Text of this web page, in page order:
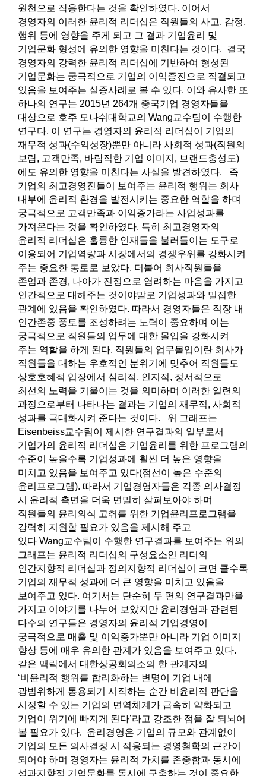
원천으로 작용한다는 것을 확인하였다. 이어서
경영자의 이러한 윤리적 리더십은 직원들의 사고, 감정,
행위 등에 영향을 주게 되고 그 결과 기업윤리 및
기업문화 형성에 유의한 영향을 미친다는 것이다. 결국
경영자의 강력한 윤리적 리더십에 기반하여 형성된
기업문화는 궁극적으로 기업의 이익증진으로 직결되고
있음을 보여주는 실증사례로 볼 수 있다. 이와 유사한 또
하나의 연구는 2015년 264개 중국기업 경영자들을
대상으로 호주 모나쉬대학교의 Wang교수팀이 수행한
연구다. 이 연구는 경영자의 윤리적 리더십이 기업의
재무적 성과(수익성장)뿐만 아니라 사회적 성과(직원의
보람, 고객만족, 바람직한 기업 이미지, 브랜드충성도)
에도 유의한 영향을 미친다는 사실을 발견하였다. 즉
기업의 최고경영진들이 보여주는 윤리적 행위는 회사
내부에 윤리적 환경을 발전시키는 중요한 역할을 하며
궁극적으로 고객만족과 이익증가라는 사업성과를
가져온다는 것을 확인하였다. 특히 최고경영자의
윤리적 리더십은 훌륭한 인재들을 불러들이는 도구로
이용되어 기업역량과 시장에서의 경쟁우위를 강화시켜
주는 중요한 통로로 보았다. ​더불어 회사직원들을
존엄과 존경, 나아가 진정으로 염려하는 마음을 가지고
인간적으로 대해주는 것이야말로 기업성과와 밀접한
관계에 있음을 확인하였다. 따라서 경영자들은 직장 내
인간존중 풍토를 조성하려는 노력이 중요하며 이는
궁극적으로 직원들의 업무에 대한 몰입을 강화시켜
주는 역할을 하게 된다. 직원들의 업무몰입이란 회사가
직원들을 대하는 우호적인 분위기에 맞추어 직원들도
상호호혜적 입장에서 심리적, 인지적, 정서적으로
최선의 노력을 기울이는 것을 의미하며 이러한 일련의
과정으로부터 나타나는 결과는 기업의 재무적, 사회적
성과를 극대화시켜 준다는 것이다. 위 그래프는
Eisenbeiss교수팀이 제시한 연구결과의 일부로서
기업가의 윤리적 리더십은 기업윤리를 위한 프로그램의
수준이 높을수록 기업성과에 훨씬 더 높은 영향을
미치고 있음을 보여주고 있다(점선이 높은 수준의
윤리프로그램). 따라서 기업경영자들은 각종 의사결정
시 윤리적 측면을 더욱 면밀히 살펴보아야 하며
직원들의 윤리의식 고취를 위한 기업윤리프로그램을
강력히 지원할 필요가 있음을 제시해 주고
있다 Wang교수팀이 수행한 연구결과를 보여주는 위의
그래프는 윤리적 리더십의 구성요소인 리더의
인간지향적 리더십과 정의지향적 리더십이 크면 클수록
기업의 재무적 성과에 더 큰 영향을 미치고 있음을
보여주고 있다. 여기서는 단순히 두 편의 연구결과만을
가지고 이야기를 나누어 보았지만 윤리경영과 관련된
다수의 연구들은 경영자의 윤리적 기업경영이
궁극적으로 매출 및 이익증가뿐만 아니라 기업 이미지
향상 등에 매우 유의한 관계가 있음을 보여주고 있다.
같은 맥락에서 대한상공회의소의 한 관계자의
‘비윤리적 행위를 합리화하는 변명이 기업 내에
광범위하게 통용되기 시작하는 순간 비윤리적 판단을
시정할 수 있는 기업의 면역체계가 급속히 약화되고
기업이 위기에 빠지게 된다’라고 강조한 점을 잘 되뇌어
볼 필요가 있다. 윤리경영은 기업의 규모와 관계없이
기업의 모든 의사결정 시 적용되는 경영철학의 근간이
되어야 하며 경영자는 윤리적 가치를 존중함과 동시에
성과지향적 기업문화를 동시에 구축하는 것이 중요한